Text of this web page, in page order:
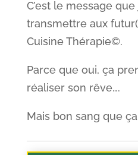
C’est le message
transmettre aux
Cuisine Thérapie©.
Parce que oui, ça
réaliser son rêve….
Mais bon sang que